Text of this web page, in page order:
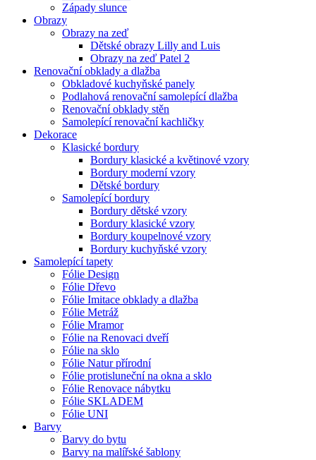
Západy slunce
Obrazy
Obrazy na zeď
Dětské obrazy Lilly and Luis
Obrazy na zeď Patel 2
Renovační obklady a dlažba
Obkladové kuchyňské panely
Podlahová renovační samolepící dlažba
Renovační obklady stěn
Samolepící renovační kachličky
Dekorace
Klasické bordury
Bordury klasické a květinové vzory
Bordury moderní vzory
Dětské bordury
Samolepící bordury
Bordury dětské vzory
Bordury klasické vzory
Bordury koupelnové vzory
Bordury kuchyňské vzory
Samolepící tapety
Fólie Design
Fólie Dřevo
Fólie Imitace obklady a dlažba
Fólie Metráž
Fólie Mramor
Fólie na Renovaci dveří
Fólie na sklo
Fólie Natur přírodní
Fólie protisluneční na okna a sklo
Fólie Renovace nábytku
Fólie SKLADEM
Fólie UNI
Barvy
Barvy do bytu
Barvy na malířské šablony